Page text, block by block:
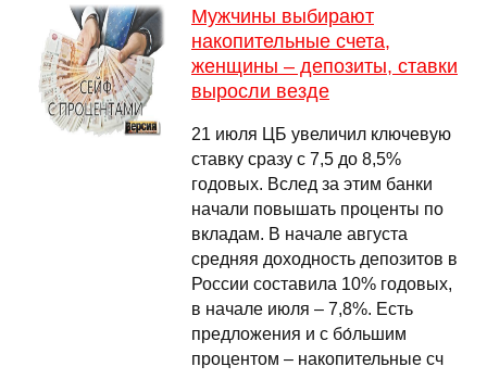
Мужчины выбирают
накопительные счета,
женщины – депозиты, ставки
выросли везде
21 июля ЦБ увеличил ключевую
ставку сразу с 7,5 до 8,5%
годовых. Вслед за этим банки
начали повышать проценты по
вкладам. В начале августа
средняя доходность депозитов в
России составила 10% годовых,
в начале июля – 7,8%. Есть
предложения и с бо́льшим
процентом – накопительные сч